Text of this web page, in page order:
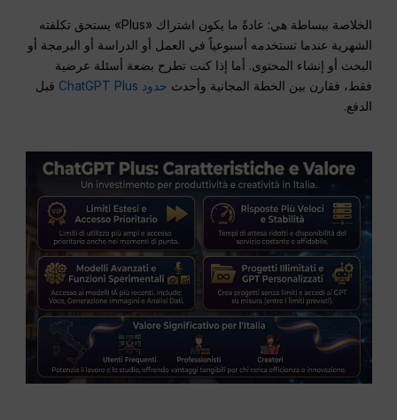
الخلاصة ببساطة هي: عادةً ما يكون اشتراك «Plus» يستحق تكلفته
الشهرية عندما تستخدمه أسبوعياً في العمل أو الدراسة أو البرمجة أو
البحث أو إنشاء المحتوى. أما إذا كنت تطرح بضعة أسئلة عرضية
فقط، فقارن بين الخطة المجانية وأحدث حدود ChatGPT Plus
قبل
الدفع.